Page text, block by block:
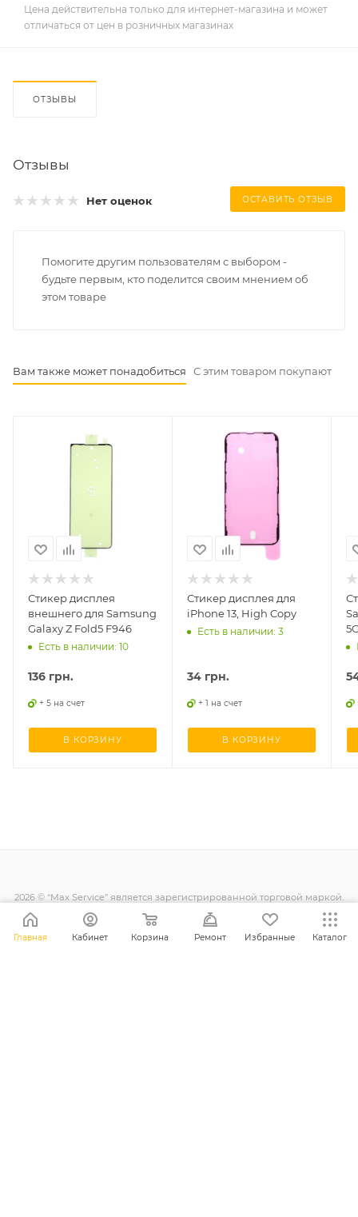
Цена действительна только для интернет-магазина и может
отличаться от цен в розничных магазинах
ОТЗЫВЫ
Отзывы
Нет оценок ОСТАВИТЬ ОТЗЫВ
Помогите другим пользователям с выбором -
будьте первым, кто поделится своим мнением об
этом товаре
Вам также может понадобиться С этим товаром покупают
Стикер дисплея
внешнего для Samsung
Galaxy Z Fold5 F946
Есть в наличии: 10
136 грн.
+ 5 на счет
В КОРЗИНУ
Стикер дисплея для
iPhone 13, High Copy
Есть в наличии: 3
34 грн.
+ 1 на счет
В КОРЗИНУ
2026 © “Max Service” является зарегистрированной торговой маркой.
Все права защищены.
Главная Кабинет Корзина Ремонт Избранные Каталог